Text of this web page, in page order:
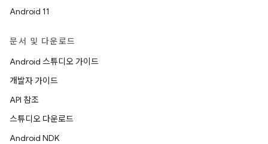
Android 11
문서 및 다운로드
Android 스튜디오 가이드
개발자 가이드
API 참조
스튜디오 다운로드
Android NDK